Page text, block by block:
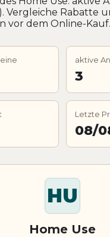
Vergleiche Rabatte
vor dem Online-Kauf.
aktive
3
Letzte
08/
HU
Home Use